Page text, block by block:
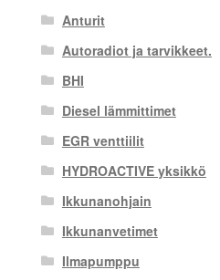
Anturit
Autoradiot ja tarvikkeet.
BHI
Diesel lämmittimet
EGR venttiilit
HYDROACTIVE yksikkö
Ikkunanohjain
Ikkunanvetimet
Ilmapumppu